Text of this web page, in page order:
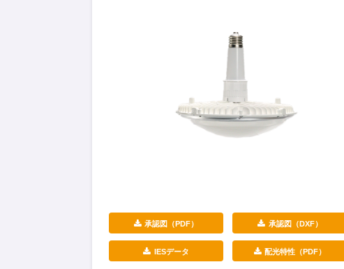
承認図（PDF） 承認図（DXF）
IESデータ 配光特性（PDF）